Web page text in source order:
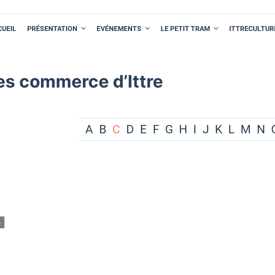
PRÉSENTATION EVÉNEMENTS LE PETIT TRAM
commerce d’Ittre
A B C D E F G H I J K L M N